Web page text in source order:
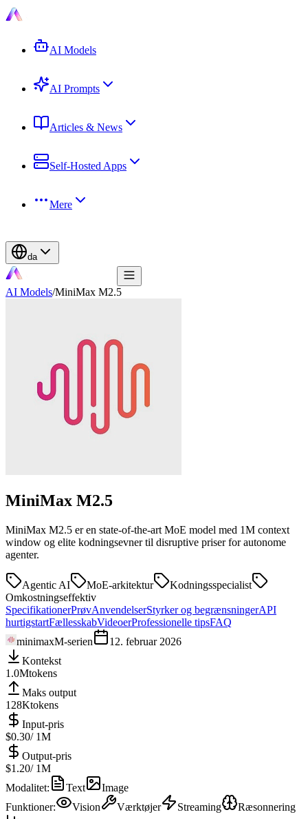
AI Models
AI Prompts
Articles & News
Self-Hosted Apps
Mere
da
AI Models/MiniMax M2.5
MiniMax M2.5
MiniMax M2.5 er en state-of-the-art MoE model med 1M context
window og elite kodningsevner til disruptive priser for autonome
agenter.
Agentic AI MoE-arkitektur
Kodningsspecialist
Omkostningseffektiv
SpecifikationerPrøvAnvendelserStyrker og begrænsningerAPI
hurtigstartFællesskabVideoerProfessionelle tipsFAQ
minimaxM-serien
12. februar 2026
Kontekst
1.0Mtokens
Maks output
128Ktokens
Input-pris
$0.30/ 1M
Output-pris
$1.20/ 1M
Modalitet: Text
Image
Funktioner: Vision Værktøjer Streaming
Ræsonnering